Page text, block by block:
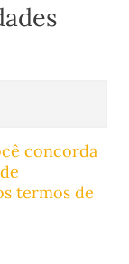
concorda
termos de